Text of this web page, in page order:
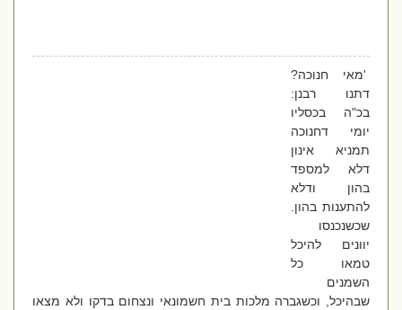
'מאי חנוכה?
דתנו רבנן:
בכ"ה בכסליו
יומי דחנוכה
תמניא אינון
דלא למספד
בהון ודלא
להתענות בהון.
שכשנכנסו
יוונים להיכל
טמאו כל
השמנים
שבהיכל, וכשגברה מלכות בית חשמונאי ונצחום בדקו ולא מצאו